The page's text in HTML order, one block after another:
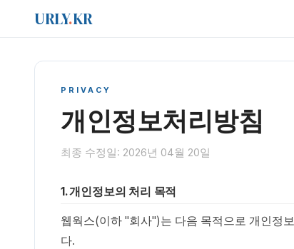
URLY.KR
PRIVACY
개인정보처리방침
최종 수정일: 2026년 04월 20일
1. 개인정보의 처리 목적
웹웍스(이하 "회사")는 다음 목적으로 개인정
다.